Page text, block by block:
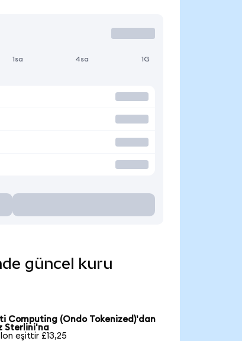
1sa 4sa 1G
güncel kuru
Computing (Ondo Tokenized)'dan
Sterlini'na
eşittir £13,25